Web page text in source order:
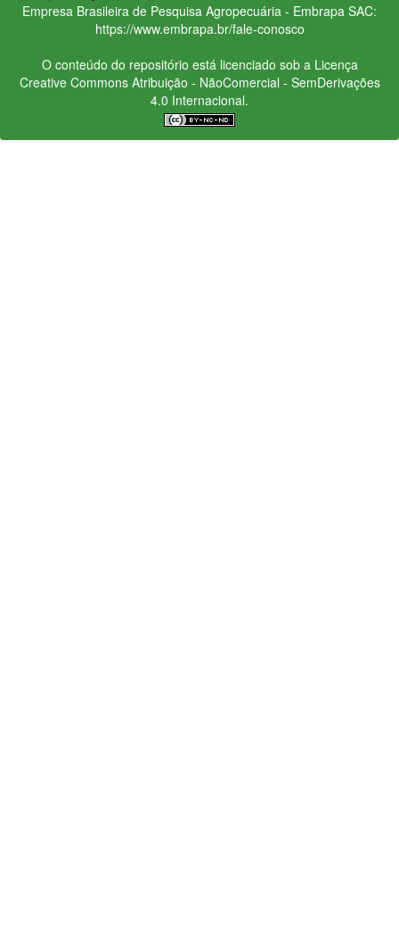
Empresa Brasileira de Pesquisa Agropecuária - Embrapa SAC:
https://www.embrapa.br/fale-conosco
O conteúdo do repositório está licenciado sob a Licença
Creative CommonsAtribuição - NãoComercial - SemDerivações
4.0 Internacional.